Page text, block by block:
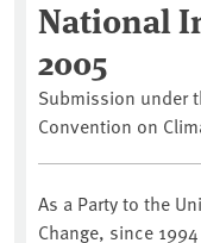
National
2005
Submission under
Convention on
As a Party to the
Change, since